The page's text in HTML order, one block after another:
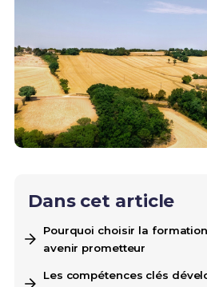
Dans cet article
Pourquoi choisir la
avenir prometteur
Les compétences clés